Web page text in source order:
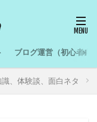
ブログ運営（初心者向
識、体験談、面白ネタ